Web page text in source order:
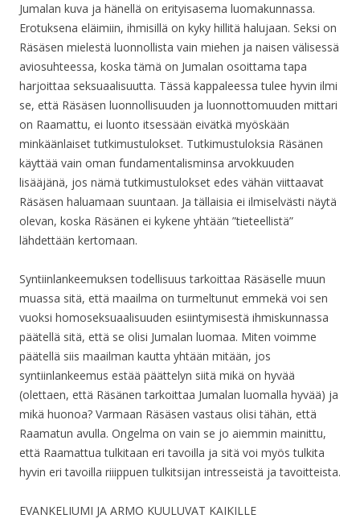
Jumalan kuva ja hänellä on erityisasema luomakunnassa.
Erotuksena eläimiin, ihmisillä on kyky hillitä halujaan. Seksi on
Räsäsen mielestä luonnollista vain miehen ja naisen välisessä
aviosuhteessa, koska tämä on Jumalan osoittama tapa
harjoittaa seksuaalisuutta. Tässä kappaleessa tulee hyvin ilmi
se, että Räsäsen luonnollisuuden ja luonnottomuuden mittari
on Raamattu, ei luonto itsessään eivätkä myöskään
minkäänlaiset tutkimustulokset. Tutkimustuloksia Räsänen
käyttää vain oman fundamentalisminsa arvokkuuden
lisääjänä, jos nämä tutkimustulokset edes vähän viittaavat
Räsäsen haluamaan suuntaan. Ja tällaisia ei ilmiselvästi näytä
olevan, koska Räsänen ei kykene yhtään ”tieteellistä”
lähdettään kertomaan.
Syntiinlankeemuksen todellisuus tarkoittaa Räsäselle muun
muassa sitä, että maailma on turmeltunut emmekä voi sen
vuoksi homoseksuaalisuuden esiintymisestä ihmiskunnassa
päätellä sitä, että se olisi Jumalan luomaa. Miten voimme
päätellä siis maailman kautta yhtään mitään, jos
syntiinlankeemus estää päättelyn siitä mikä on hyvää
(olettaen, että Räsänen tarkoittaa Jumalan luomalla hyvää) ja
mikä huonoa? Varmaan Räsäsen vastaus olisi tähän, että
Raamatun avulla. Ongelma on vain se jo aiemmin mainittu,
että Raamattua tulkitaan eri tavoilla ja sitä voi myös tulkita
hyvin eri tavoilla riiippuen tulkitsijan intresseistä ja tavoitteista.
EVANKELIUMI JA ARMO KUULUVAT KAIKILLE